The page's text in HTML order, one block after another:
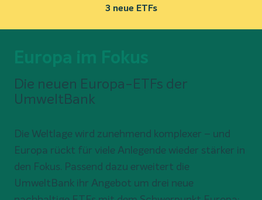
150 € Startprämie*
Neues Konto, neues Glück
Das Girokonto, das zu Ihren Werten passt. Jetzt
Kreditkarte & girocard (Debitkarte) inklusive und
unbegrenzt vielen kostenlosen
Bargeldabhebungen in Euro.